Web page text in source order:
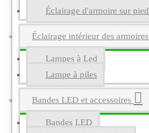
Éclairage d'armoire sur pied
Éclairage intérieur des armoires
Lampes à Led
Lampe à piles
Bandes LED et accessoires
Bandes LED